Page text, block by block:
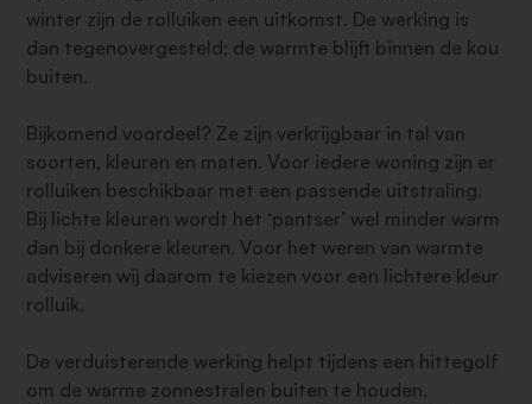
winter zijn de rolluiken een uitkomst. De werking is
dan tegenovergesteld; de warmte blijft binnen de kou
buiten.
Bijkomend voordeel? Ze zijn verkrijgbaar in tal van
soorten, kleuren en maten. Voor iedere woning zijn er
rolluiken beschikbaar met een passende uitstraling.
Bij lichte kleuren wordt het ‘pantser’ wel minder warm
dan bij donkere kleuren. Voor het weren van warmte
adviseren wij daarom te kiezen voor een lichtere kleur
rolluik.
De verduisterende werking helpt tijdens een hittegolf
om de warme zonnestralen buiten te houden.